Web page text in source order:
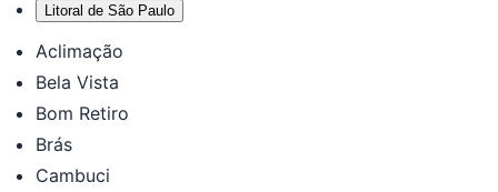
Litoral de São Paulo
Aclimação
Bela Vista
Bom Retiro
Brás
Cambuci